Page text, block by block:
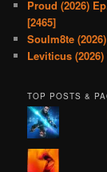
Proud (2026)
[2465]
Soulm8te
Leviticus (2026)
TOP POSTS &